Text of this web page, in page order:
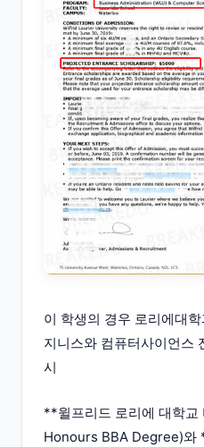
이 학생의 경우 로리에대
지니스와 컴퓨터사이언스
시
**윌프리드 로리에 대학
Honours BBA Degree)와